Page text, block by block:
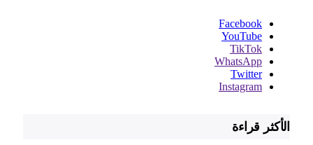
Facebook
YouTube
TikTok
WhatsApp
Twitter
Instagram
الأكثر قراءة